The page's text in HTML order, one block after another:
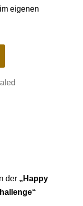
eigenen
der „Happy